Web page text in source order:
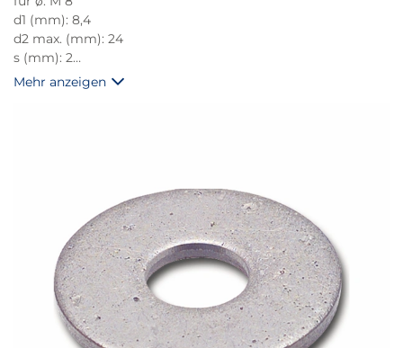
d1 (mm): 8,4
d2 max. (mm): 24
s (mm): 2
Flache Scheibe, große Reihe ohne Fase. (vergrößerte
Mehr anzeigen